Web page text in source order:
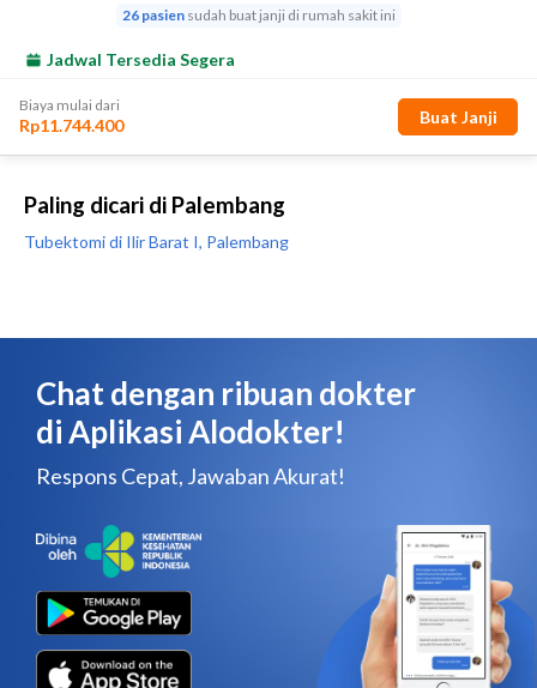
Paling dicari di Palembang
Tubektomi di Ilir Barat I, Palembang